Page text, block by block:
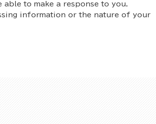
to make a response to you.
information or the nature of your